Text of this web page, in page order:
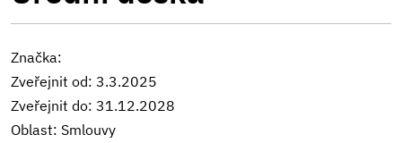
Značka:
Zveřejnit od: 3.3.2025
Zveřejnit do: 31.12.2028
Oblast: Smlouvy